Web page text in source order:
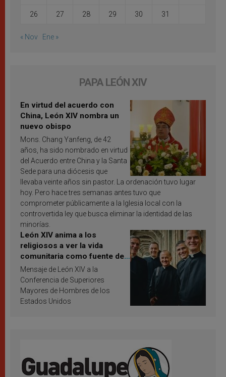
26 27 28 29 30 31
« Nov Ene »
PAPA LEÓN XIV
En virtud del acuerdo con
China, León XIV nombra un
nuevo obispo
Mons. Chang Yanfeng, de 42
años, ha sido nombrado en virtud
del Acuerdo entre China y la Santa
Sede para una diócesis que
llevaba veinte años sin pastor. La ordenación tuvo lugar
hoy. Pero hace tres semanas antes tuvo que
comprometer públicamente a la Iglesia local con la
controvertida ley que busca eliminar la identidad de las
minorías.
León XIV anima a los
religiosos a ver la vida
comunitaria como fuente de
inspiración y santificación
Mensaje de León XIV a la
Conferencia de Superiores
Mayores de Hombres de los
Estados Unidos